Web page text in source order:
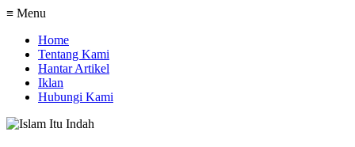
≡ Menu
Home
Tentang Kami
Hantar Artikel
Iklan
Hubungi Kami